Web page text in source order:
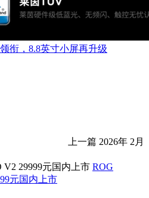
衔，8.8英寸小屏再升级
上一篇 2026年 2月
ROG
元国内上市